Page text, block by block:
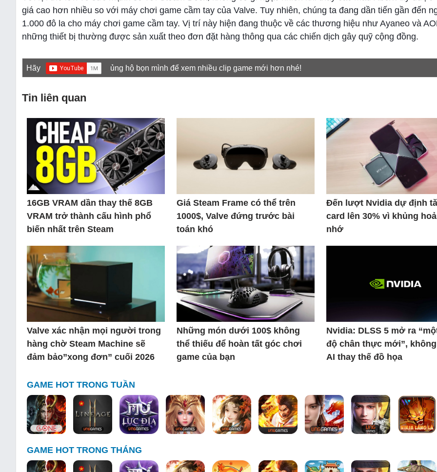
giá cao hơn nhiều so với máy chơi game cầm tay của Valve. Tuy nhiên, chúng ta đang dần tiến gần đến
1.000 đô la cho máy chơi game cầm tay. Vị trí này hiện đang thuộc về các thương hiệu như Ayaneo và
những thiết bị thường được sản xuất theo đơn đặt hàng thông qua các chiến dịch gây quỹ cộng đồng.
Hãy ủng hộ bọn mình để xem nhiều clip game mới hơn nhé!
Tin liên quan
16GB VRAM dần thay thế 8GB
VRAM trở thành cấu hình phổ
biến nhất trên Steam
Giá Steam Frame có thể trên
1000$, Valve đứng trước bài
toán khó
Đến lượt Nvidia dự định
card lên 30% vì khủng
nhớ
Valve xác nhận mọi người trong
hàng chờ Steam Machine sẽ
đảm bảo”xong đơn” cuối 2026
Những món dưới 100$ không
thể thiếu để hoàn tất góc chơi
game của bạn
Nvidia: DLSS 5 mở ra
độ chân thực mới”,
AI thay thế đồ họa
GAME HOT TRONG TUẦN
GAME HOT TRONG THÁNG